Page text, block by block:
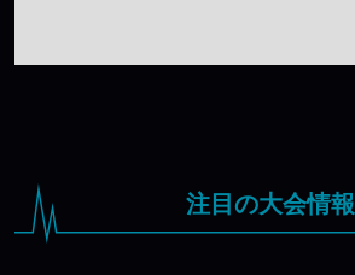
注目の大会情報